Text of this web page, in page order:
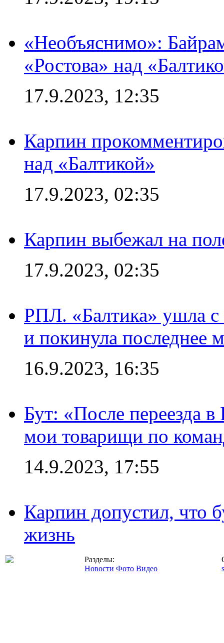
«Необъяснимо»:
«Ростова» над
17.9.2023, 12:35
Карпин
над «Балтикой»
17.9.2023, 02:35
Карпин выбежал на
17.9.2023, 02:35
РПЛ. «Балтика» ушла с
и покинула последнее
16.9.2023, 16:35
Бут: «После переезда
мои товарищи по
14.9.2023, 17:55
Карпин допустил, что
жизнь
Разделы:
Новости Фото Видео